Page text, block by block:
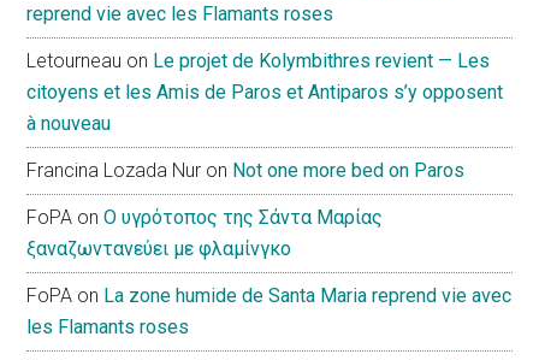
reprend vie avec les Flamants roses
Letourneau on Le projet de Kolymbithres revient — Les
citoyens et les Amis de Paros et Antiparos s’y opposent
à nouveau
Francina Lozada Nur on Not one more bed on Paros
FoPA onΟ υγρότοπος της Σάντα Μαρίας
ξαναζωντανεύει με φλαμίνγκο
FoPA on La zone humide de Santa Maria reprend vie avec
les Flamants roses